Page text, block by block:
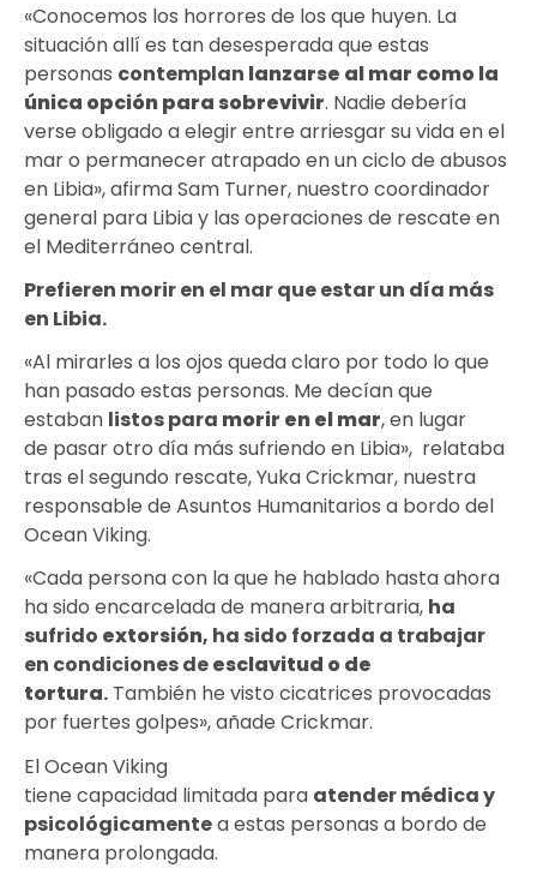
«Conocemos los horrores de los que huyen. La
situación allí es tan desesperada que estas
personas contemplan lanzarse al mar como la
única opción para sobrevivir. Nadie debería
verse obligado a elegir entre arriesgar su vida en el
mar o permanecer atrapado en un ciclo de abusos
en Libia», afirma Sam Turner, nuestro coordinador
general para Libia y las operaciones de rescate en
el Mediterráneo central.
Prefieren morir en el mar que estar un día más
en Libia.
«Al mirarles a los ojos queda claro por todo lo que
han pasado estas personas. Me decían que
estaban listos para morir en el mar, en lugar
de pasar otro día más sufriendo en Libia», relataba
tras el segundo rescate, Yuka Crickmar, nuestra
responsable de Asuntos Humanitarios a bordo del
Ocean Viking.
«Cada persona con la que he hablado hasta ahora
ha sido encarcelada de manera arbitraria, ha
sufrido extorsión, ha sido forzada a trabajar
en condiciones deesclavitud o de
tortura. También he visto cicatrices provocadas
por fuertes golpes», añade Crickmar.
El Ocean Viking
tiene capacidad limitada para atender médica y
psicológicamentea estas personas a bordo de
manera prolongada.